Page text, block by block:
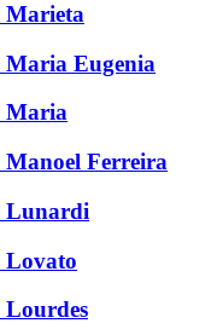
Marieta
Maria Eugenia
Maria
Manoel Ferreira
Lunardi
Lovato
Lourdes